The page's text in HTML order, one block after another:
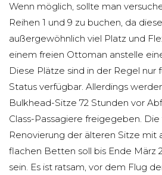
Wenn möglich, sollte man
Reihen 1 und 9 zu buchen, da
außergewöhnlich viel Platz und
einem freien Ottoman anstelle
Diese Plätze sind in der Regel nur
Status verfügbar. Allerdings
Bulkhead-Sitze 72 Stunden vor
Class-Passagiere freigegeben.
Renovierung der älteren Sitze mit
flachen Betten soll bis Ende März
sein. Es ist ratsam, vor dem Flug